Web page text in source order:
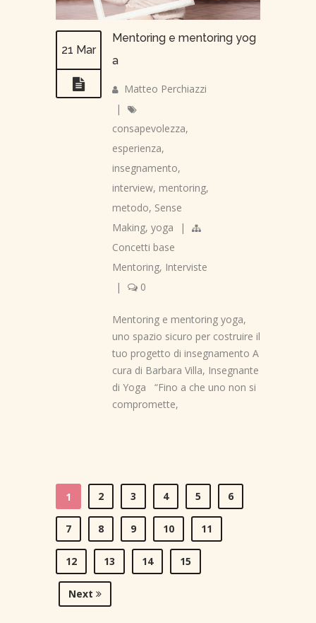
21 Mar
Mentoring e mentoring yog
a
Matteo Perchiazzi
|
consapevolezza,
esperienza,
insegnamento,
interview, mentoring,
metodo, Sense
Making, yoga
|
Concetti base
Mentoring, Interviste
|
0
Mentoring e mentoring yoga,
uno spazio sicuro per costruire il
tuo progetto di insegnamento A
cura di Barbara Villa, Insegnante
di Yoga “Fino a che uno non si
compromette,
1 2 3 4 5 6
7 8 9 10 11
12 13 14 15
Next